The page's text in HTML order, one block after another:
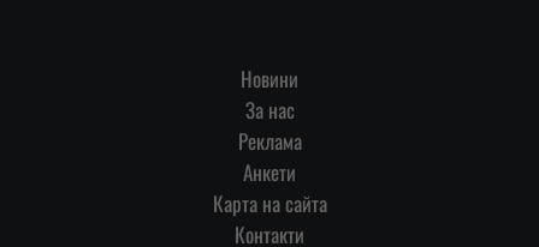
Новини
За нас
Реклама
Анкети
Карта на сайта
Контакти